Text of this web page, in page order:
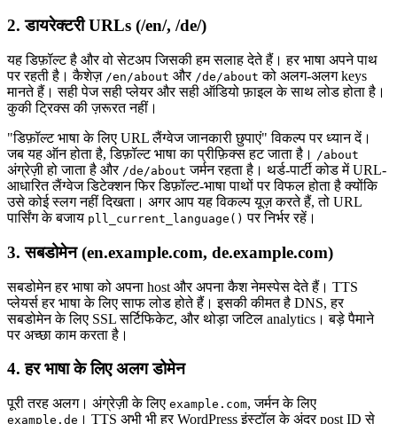
2. डायरेक्टरी URLs (/en/, /de/)
यह डिफ़ॉल्ट है और वो सेटअप जिसकी हम सलाह देते हैं। हर भाषा अपने पाथ
पर रहती है। कैशेज़ /en/about और /de/about को अलग-अलग keys
मानते हैं। सही पेज सही प्लेयर और सही ऑडियो फ़ाइल के साथ लोड होता है।
कुकी ट्रिक्स की ज़रूरत नहीं।
"डिफ़ॉल्ट भाषा के लिए URL लैंग्वेज जानकारी छुपाएं" विकल्प पर ध्यान दें।
जब यह ऑन होता है, डिफ़ॉल्ट भाषा का प्रीफ़िक्स हट जाता है। /about
अंग्रेज़ी हो जाता है और /de/about जर्मन रहता है। थर्ड-पार्टी कोड में URL-
आधारित लैंग्वेज डिटेक्शन फिर डिफ़ॉल्ट-भाषा पाथों पर विफल होता है क्योंकि
उसे कोई स्लग नहीं दिखता। अगर आप यह विकल्प यूज़ करते हैं, तो URL
पार्सिंग के बजाय pll_current_language() पर निर्भर रहें।
3. सबडोमेन (en.example.com, de.example.com)
सबडोमेन हर भाषा को अपना host और अपना कैश नेमस्पेस देते हैं। TTS
प्लेयर्स हर भाषा के लिए साफ लोड होते हैं। इसकी कीमत है DNS, हर
सबडोमेन के लिए SSL सर्टिफिकेट, और थोड़ा जटिल analytics। बड़े पैमाने
पर अच्छा काम करता है।
4. हर भाषा के लिए अलग डोमेन
पूरी तरह अलग। अंग्रेज़ी के लिए example.com, जर्मन के लिए
example.de । TTS अभी भी हर WordPress इंस्टॉल के अंदर post ID से